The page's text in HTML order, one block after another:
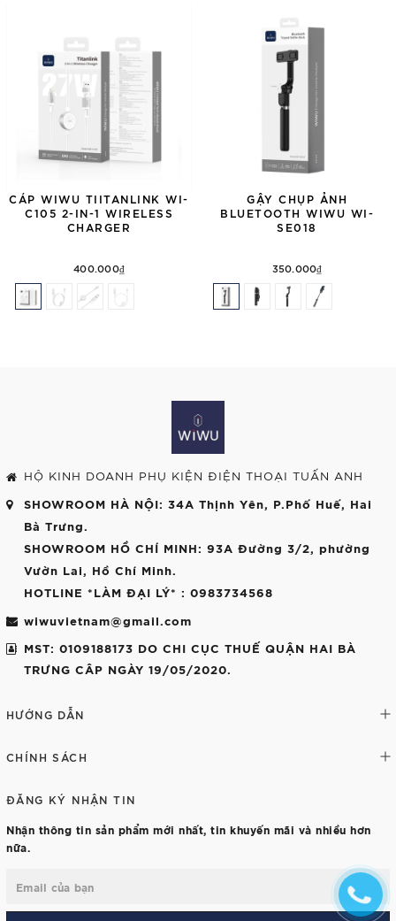
CÁP WIWU TIITANLINK WI-
C105 2-IN-1 WIRELESS
CHARGER
400.000₫
GẬY CHỤP ẢNH
BLUETOOTH WIWU WI-
SE018
350.000₫
HỘ KINH DOANH PHỤ KIỆN ĐIỆN THOẠI TUẤN ANH
SHOWROOM HÀ NỘI: 34A Thịnh Yên, P.Phố Huế, Hai
Bà Trưng.
SHOWROOM HỒ CHÍ MINH: 93A Đường 3/2, phường
Vườn Lai, Hồ Chí Minh.
HOTLINE *LÀM ĐẠI LÝ* : 0983734568
wiwuvietnam@gmail.com
MST: 0109188173 DO CHI CỤC THUẾ QUẬN HAI BÀ
TRƯNG CÂP NGÀY 19/05/2020.
HƯỚNG DẪN
CHÍNH SÁCH
ĐĂNG KÝ NHẬN TIN
Nhận thông tin sản phẩm mới nhất, tin khuyến mãi và nhiều hơn
nữa.